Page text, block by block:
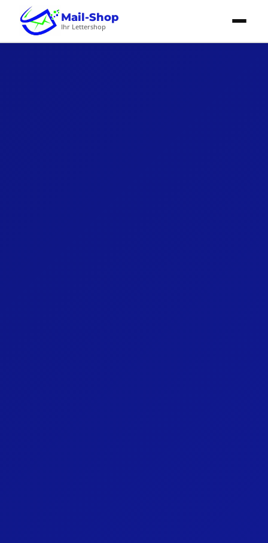
Mail-Shop
Ihr Lettershop